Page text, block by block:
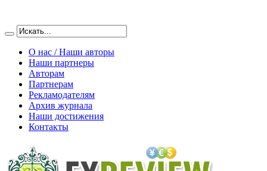
О нас / Наши авторы
Наши партнеры
Авторам
Партнерам
Рекламодателям
Архив журнала
Наши достижения
Контакты